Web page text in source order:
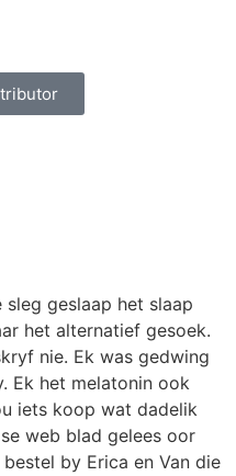
geslaap het slaap
het alternatief gesoek.
nie. Ek was gedwing
Ek het melatonin ook
iets koop wat dadelik
web blad gelees oor
by Erica en Van die